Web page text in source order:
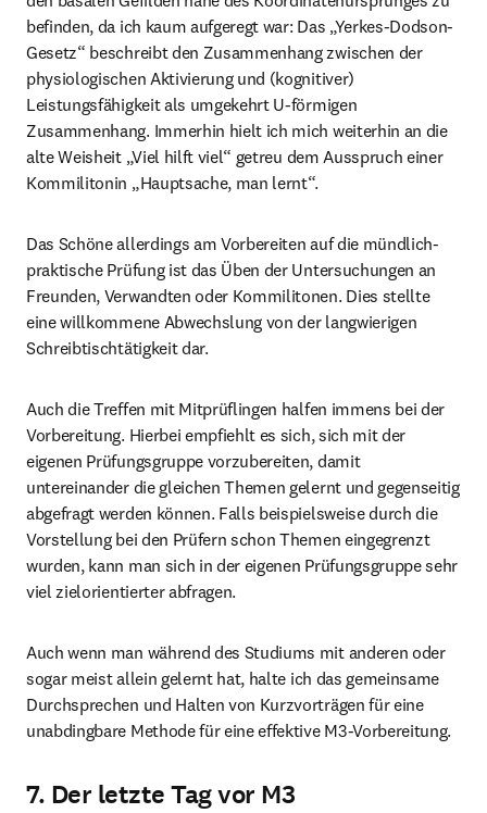
befinden, da ich kaum aufgeregt war: Das „Yerkes-Dodson-
Gesetz“ beschreibt den Zusammenhang zwischen der
physiologischen Aktivierung und (kognitiver)
Leistungsfähigkeit als umgekehrt U-förmigen
Zusammenhang. Immerhin hielt ich mich weiterhin an die
alte Weisheit „Viel hilft viel“ getreu dem Ausspruch einer
Kommilitonin „Hauptsache, man lernt“.
Das Schöne allerdings am Vorbereiten auf die mündlich-
praktische Prüfung ist das Üben der Untersuchungen an
Freunden, Verwandten oder Kommilitonen. Dies stellte
eine willkommene Abwechslung von der langwierigen
Schreibtischtätigkeit dar.
Auch die Treffen mit Mitprüflingen halfen immens bei der
Vorbereitung. Hierbei empfiehlt es sich, sich mit der
eigenen Prüfungsgruppe vorzubereiten, damit
untereinander die gleichen Themen gelernt und gegenseitig
abgefragt werden können. Falls beispielsweise durch die
Vorstellung bei den Prüfern schon Themen eingegrenzt
wurden, kann man sich in der eigenen Prüfungsgruppe sehr
viel zielorientierter abfragen.
Auch wenn man während des Studiums mit anderen oder
sogar meist allein gelernt hat, halte ich das gemeinsame
Durchsprechen und Halten von Kurzvorträgen für eine
unabdingbare Methode für eine effektive M3-Vorbereitung.
7. Der letzte Tag vor M3